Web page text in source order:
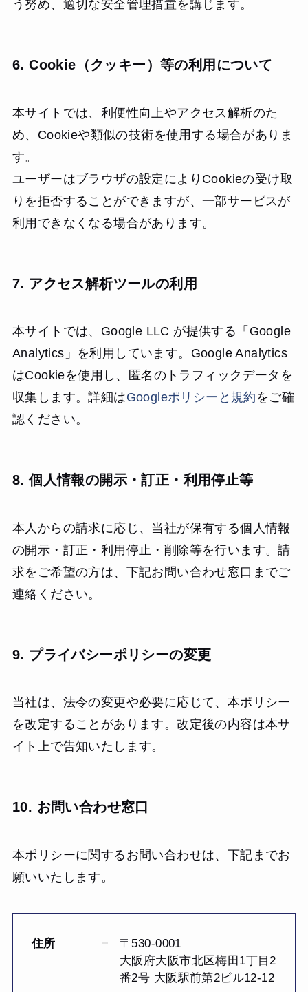
う努め、適切な安全管理措置を講じます。
6. Cookie（クッキー）等の利用について
本サイトでは、利便性向上やアクセス解析のた
め、Cookieや類似の技術を使用する場合がありま
す。
ユーザーはブラウザの設定によりCookieの受け取
りを拒否することができますが、一部サービスが
利用できなくなる場合があります。
7. アクセス解析ツールの利用
本サイトでは、Google LLC が提供する「Google
Analytics」を利用しています。Google Analytics
はCookieを使用し、匿名のトラフィックデータを
収集します。詳細はGoogleポリシーと規約 をご確
認ください。
8. 個人情報の開示・訂正・利用停止等
本人からの請求に応じ、当社が保有する個人情報
の開示・訂正・利用停止・削除等を行います。請
求をご希望の方は、下記お問い合わせ窓口までご
連絡ください。
9. プライバシーポリシーの変更
当社は、法令の変更や必要に応じて、本ポリシー
を改定することがあります。改定後の内容は本サ
イト上で告知いたします。
10. お問い合わせ窓口
本ポリシーに関するお問い合わせは、下記までお
願いいたします。
住所
〒530-0001
大阪府大阪市北区梅田1丁目2
番2号 大阪駅前第2ビル12-12